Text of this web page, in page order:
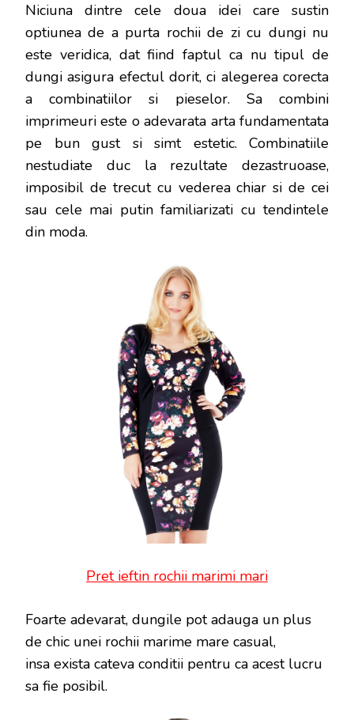
Niciuna dintre cele doua idei care sustin
optiunea de a purta rochii de zi cu dungi nu
este veridica, dat fiind faptul ca nu tipul de
dungi asigura efectul dorit, ci alegerea corecta
a combinatiilor si pieselor. Sa combini
imprimeuri este o adevarata arta fundamentata
pe bun gust si simt estetic. Combinatiile
nestudiate duc la rezultate dezastruoase,
imposibil de trecut cu vederea chiar si de cei
sau cele mai putin familiarizati cu tendintele
din moda.
Pret ieftin rochii marimi mari
Foarte adevarat, dungile pot adauga un plus
de chic unei rochii marime mare casual,
insa exista cateva conditii pentru ca acest lucru
sa fie posibil.